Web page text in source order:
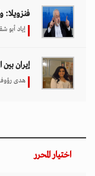
فنزويلا:
إياد أبو
إيران
هدى
اختيار المحرر